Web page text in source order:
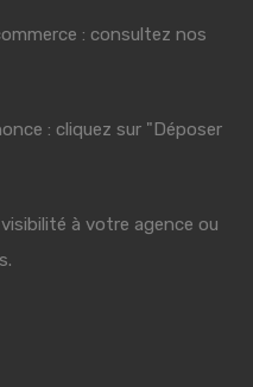
: consultez nos
: cliquez sur "Déposer
à votre agence ou